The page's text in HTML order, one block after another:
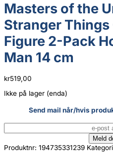
Masters of the
Stranger
Figure 2-Pack
Man 14 cm
kr519,00
Ikke på lager (enda)
Send mail når/hvis
Produktnr: 194735331239